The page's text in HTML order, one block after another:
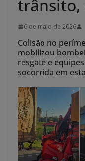
trânsito,
6 de maio de 2026
Colisão no
mobilizou
resgate e
socorrida em